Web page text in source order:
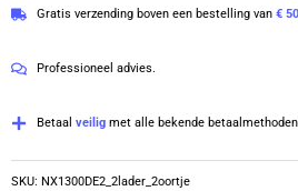
UHF
MHz
laders
Gratis verzending boven een bestelling van €
Professioneel advies.
Betaal veilig met alle bekende
SKU: NX1300DE2_2lader_2oortje